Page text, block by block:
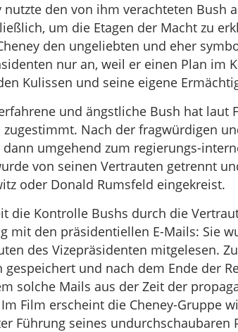
nutzte den von ihm verachteten Bush
um die Etagen der Macht zu
den ungeliebten und eher
nur an, weil er einen Plan im
Kulissen und seine eigene
und ängstliche Bush hat laut
zugestimmt. Nach der fragwürdigen
dann umgehend zum regierungs-
von seinen Vertrauten getrennt
oder Donald Rumsfeld eingekreist.
die Kontrolle Bushs durch die
mit den präsidentiellen E-Mails: Sie
des Vizepräsidenten mitgelesen.
gespeichert und nach dem Ende der
solche Mails aus der Zeit der
Film erscheint die Cheney-Gruppe
Führung seines undurchschaubaren